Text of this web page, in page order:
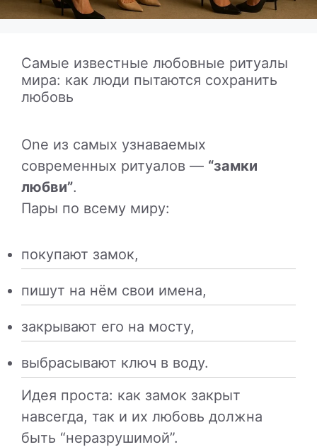
Самые известные любовные ритуалы
мира: как люди пытаются сохранить
любовь
One из самых узнаваемых
современных ритуалов — “замки
любви”.
Пары по всему миру:
покупают замок,
пишут на нём свои имена,
закрывают его на мосту,
выбрасывают ключ в воду.
Идея проста: как замок закрыт
навсегда, так и их любовь должна
быть “неразрушимой”.